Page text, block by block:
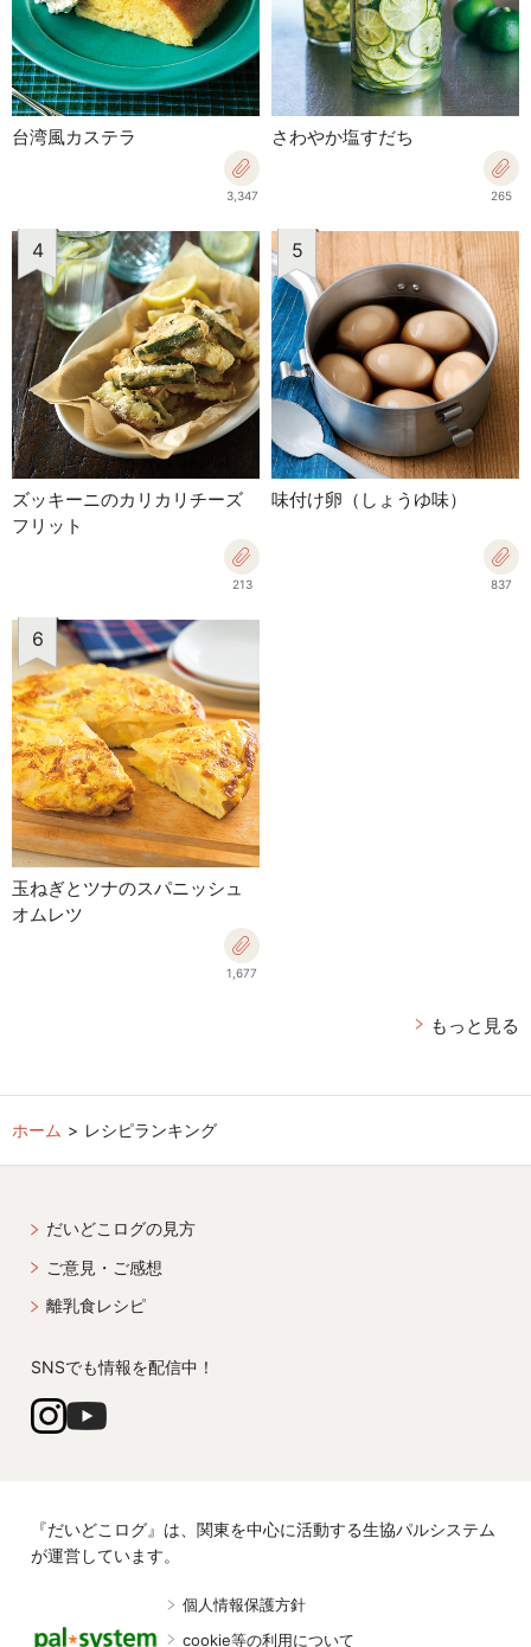
台湾風カステラ
3,347
さわやか塩すだち
265
4
ズッキーニのカリカリチーズ
フリット
213
5
味付け卵（しょうゆ味）
837
6
玉ねぎとツナのスパニッシュ
オムレツ
1,677
もっと見る
ホーム レシピランキング
だいどこログの見方
ご意見・ご感想
離乳食レシピ
SNSでも情報を配信中！
『だいどこログ』は、関東を中心に活動する生協パルシステム
が運営しています。
個人情報保護方針
cookie等の利用について